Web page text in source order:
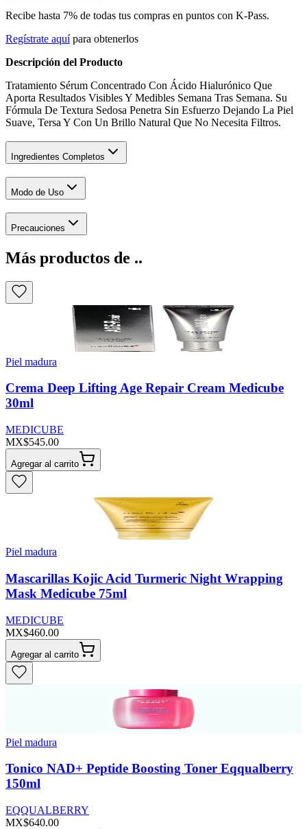
Recibe hasta 7% de todas tus compras en puntos con K-Pass.
Regístrate aquí para obtenerlos
Descripción del Producto
Tratamiento Sérum Concentrado Con Ácido Hialurónico Que
Aporta Resultados Visibles Y Medibles Semana Tras Semana. Su
Fórmula De Textura Sedosa Penetra Sin Esfuerzo Dejando La Piel
Suave, Tersa Y Con Un Brillo Natural Que No Necesita Filtros.
Ingredientes Completos
Modo de Uso
Precauciones
Más productos de ..
Piel madura
Crema Deep Lifting Age Repair Cream Medicube
30ml
MEDICUBE
MX$545.00
Agregar al carrito
Piel madura
Mascarillas Kojic Acid Turmeric Night Wrapping
Mask Medicube 75ml
MEDICUBE
MX$460.00
Agregar al carrito
Piel madura
Tonico NAD+ Peptide Boosting Toner Eqqualberry
150ml
EQQUALBERRY
MX$640.00